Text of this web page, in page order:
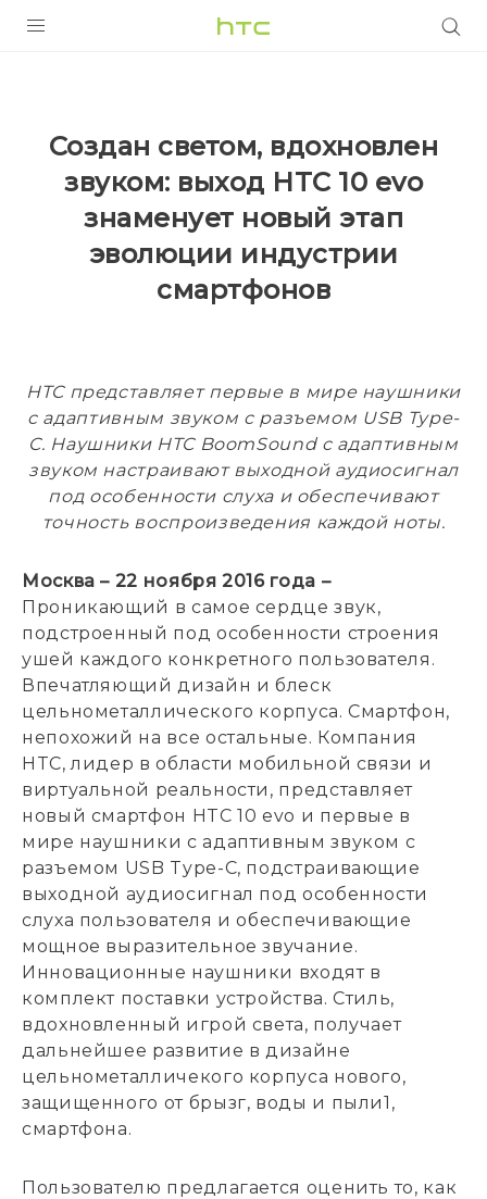
СМАРТФОНЫ
АКСЕССУАРЫ
Создан светом, вдохновлен
звуком: выход HTC 10 evo
знаменует новый этап
эволюции индустрии
смартфонов
HTC представляет первые в мире наушники
с адаптивным звуком с разъемом USB Type-
C. Наушники HTC BoomSound с адаптивным
звуком настраивают выходной аудиосигнал
под особенности слуха и обеспечивают
точность воспроизведения каждой ноты.
Москва – 22 ноября 2016 года –
Проникающий в самое сердце звук,
подстроенный под особенности строения
ушей каждого конкретного пользователя.
Впечатляющий дизайн и блеск
цельнометаллического корпуса. Смартфон,
непохожий на все остальные. Компания
HTC, лидер в области мобильной связи и
виртуальной реальности, представляет
новый смартфон HTC 10 evo и первые в
мире наушники с адаптивным звуком с
разъемом USB Type-C, подстраивающие
выходной аудиосигнал под особенности
слуха пользователя и обеспечивающие
мощное выразительное звучание.
Инновационные наушники входят в
комплект поставки устройства. Стиль,
вдохновленный игрой света, получает
дальнейшее развитие в дизайне
цельнометалличекого корпуса нового,
защищенного от брызг, воды и пыли1,
смартфона.
Пользователю предлагается оценить то, как